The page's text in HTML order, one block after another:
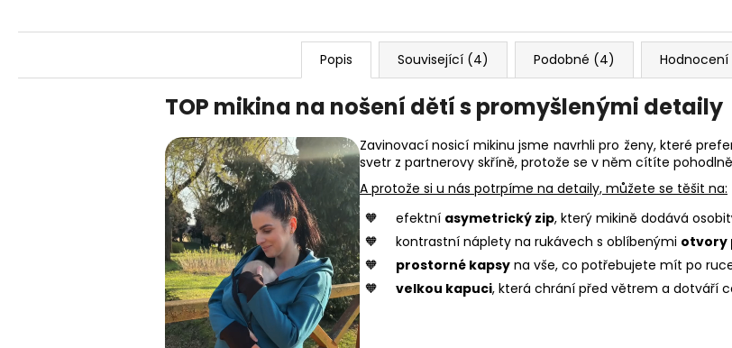
Popis Související (4) Podobné (4) Hodnocení
TOP mikina na nošení dětí s promyšlenými detaily
Zavinovací nosicí mikinu jsme navrhli pro ženy, které
svetr z partnerovy skříně, protože se v něm cítíte
A protože si u nás potrpíme na detaily, můžete se těšit na:
efektní asymetrický zip, který mikině dodává
kontrastní náplety na rukávech s oblíbenými otvory
prostorné kapsy na vše, co potřebujete mít po
velkou kapuci, která chrání před větrem a dotváří